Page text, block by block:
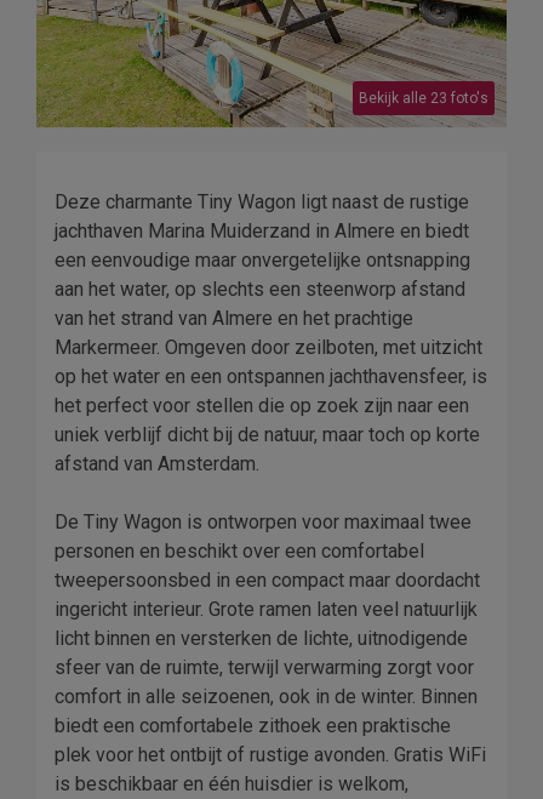
Bekijk alle 23 foto's
Deze charmante Tiny Wagon ligt naast de rustige
jachthaven Marina Muiderzand in Almere en biedt
een eenvoudige maar onvergetelijke ontsnapping
aan het water, op slechts een steenworp afstand
van het strand van Almere en het prachtige
Markermeer. Omgeven door zeilboten, met uitzicht
op het water en een ontspannen jachthavensfeer, is
het perfect voor stellen die op zoek zijn naar een
uniek verblijf dicht bij de natuur, maar toch op korte
afstand van Amsterdam.
De Tiny Wagon is ontworpen voor maximaal twee
personen en beschikt over een comfortabel
tweepersoonsbed in een compact maar doordacht
ingericht interieur. Grote ramen laten veel natuurlijk
licht binnen en versterken de lichte, uitnodigende
sfeer van de ruimte, terwijl verwarming zorgt voor
comfort in alle seizoenen, ook in de winter. Binnen
biedt een comfortabele zithoek een praktische
plek voor het ontbijt of rustige avonden. Gratis WiFi
is beschikbaar en één huisdier is welkom,